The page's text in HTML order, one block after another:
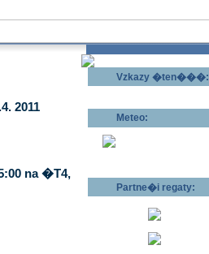
2011
na �T4,
Vzkazy �ten���:
Meteo:
Partne�i regaty: